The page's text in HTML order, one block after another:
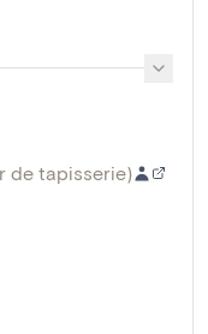
de tapisserie)